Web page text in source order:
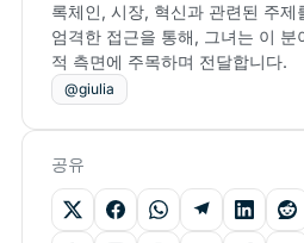
록체인, 시장, 혁신과 관련된 주제
엄격한 접근을 통해, 그녀는 이 분
적 측면에 주목하며 전달합니다.
@giulia
공유